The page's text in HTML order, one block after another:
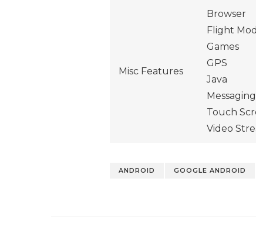
Misc Features
Browser
Flight
Games
GPS
Java
Messaging
Touch
Video
ANDROID GOOGLE ANDROID